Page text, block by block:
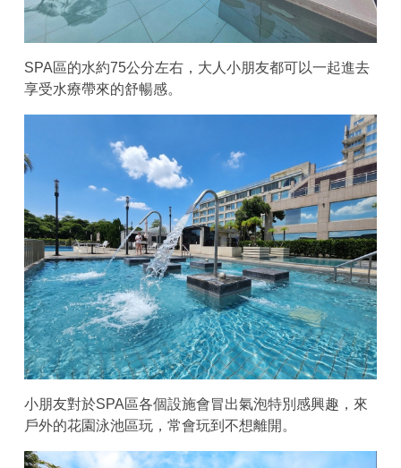
SPA區的水約75公分左右，大人小朋友都可以一起進去
享受水療帶來的舒暢感。
小朋友對於SPA區各個設施會冒出氣泡特別感興趣，來
戶外的花園泳池區玩，常會玩到不想離開。